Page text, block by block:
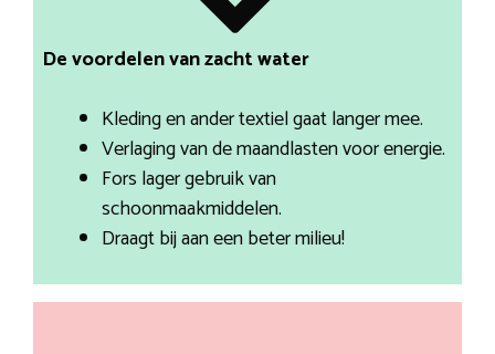
De voordelen van zacht water
Kleding en ander textiel gaat langer mee.
Verlaging van de maandlasten voor energie.
Fors lager gebruik van
schoonmaakmiddelen.
Draagt bij aan een beter milieu!